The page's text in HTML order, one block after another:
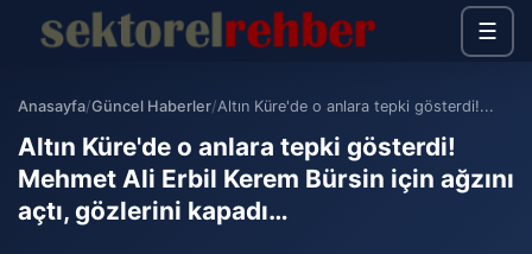
☰
Anasayfa/Güncel Haberler/Altın Küre'de o anlara tepki gösterdi!...
Altın Küre'de o anlara tepki gösterdi!
Mehmet Ali Erbil Kerem Bürsin için ağzını
açtı, gözlerini kapadı…